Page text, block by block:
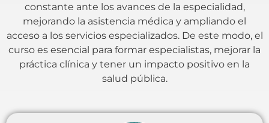
constante ante los avances de la especialidad,
mejorando la asistencia médica y ampliando el
acceso a los servicios especializados. De este modo, el
curso es esencial para formar especialistas, mejorar la
práctica clínica y tener un impacto positivo en la
salud pública.